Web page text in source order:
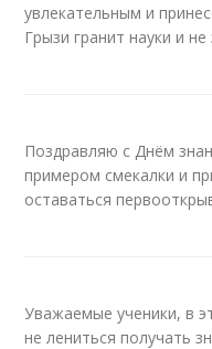
увлекательным и
Грызи гранит науки и
Поздравляю с Днём
примером смекалки и
оставаться
Уважаемые ученики, в
не лениться получать